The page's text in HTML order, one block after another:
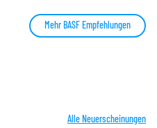
Mehr BASF Empfehlungen
Alle Neuerscheinungen